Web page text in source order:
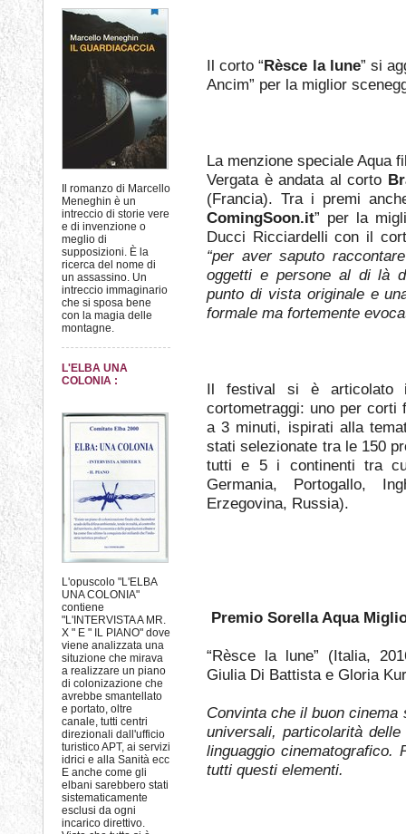
Il romanzo di Marcello
Meneghin è un
intreccio di storie vere
e di invenzione o
meglio di
supposizioni. È la
ricerca del nome di
un assassino. Un
intreccio immaginario
che si sposa bene
con la magia delle
montagne.
L'ELBA UNA
COLONIA :
L'opuscolo "L'ELBA
UNA COLONIA"
contiene
"L'INTERVISTA A MR.
X " E " IL PIANO" dove
viene analizzata una
situzione che mirava
a realizzare un piano
di colonizazione che
avrebbe smantellato
e portato, oltre
canale, tutti centri
direzionali dall'ufficio
turistico APT, ai servizi
idrici e alla Sanità ecc
E anche come gli
elbani sarebbero stati
sistematicamente
esclusi da ogni
incarico direttivo.
Il corto “Rèsce la lune” si
Ancim” per la miglior
La menzione speciale Aqua
Vergata è andata al corto
(Francia). Tra i premi
ComingSoon.it” per la
Ducci Ricciardelli con il
“per aver saputo
oggetti e persone al di là
punto di vista originale e
formale ma fortemente
Il festival si è articolato
cortometraggi: uno per
a 3 minuti, ispirati alla
stati selezionate tra le 150
tutti e 5 i continenti tra
Germania, Portogallo,
Erzegovina, Russia).
Premio Sorella Aqua
“Rèsce la lune” (Italia,
Giulia Di Battista e Gloria
Convinta che il buon
universali, particolarità
linguaggio cinematografico.
tutti questi elementi.